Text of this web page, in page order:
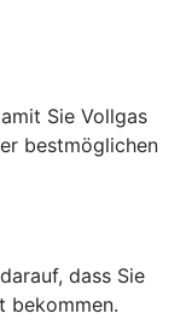
Sie Vollgas
bestmöglichen
dass Sie
bekommen.